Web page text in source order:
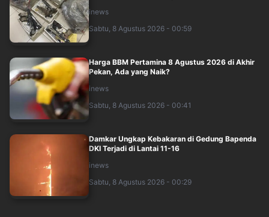
inews
Sabtu, 8 Agustus 2026 - 00:59
Harga BBM Pertamina 8 Agustus 2026 di Akhir
Pekan, Ada yang Naik?
inews
Sabtu, 8 Agustus 2026 - 00:41
Damkar Ungkap Kebakaran di Gedung Bapenda
DKI Terjadi di Lantai 11-16
inews
Sabtu, 8 Agustus 2026 - 00:29